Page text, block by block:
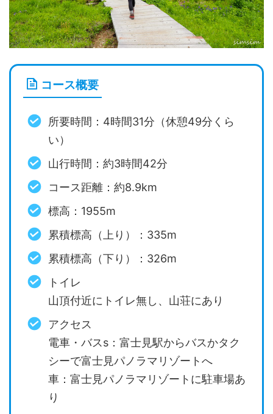
コース概要
所要時間：4時間31分（休憩49分くら
い）
山行時間：約3時間42分
コース距離：約8.9km
標高：1955m
累積標高（上り）：335m
累積標高（下り）：326m
トイレ
山頂付近にトイレ無し、山荘にあり
アクセス
電車・バスs：富士見駅からバスかタク
シーで富士見パノラマリゾートへ
車：富士見パノラマリゾートに駐車場あ
り